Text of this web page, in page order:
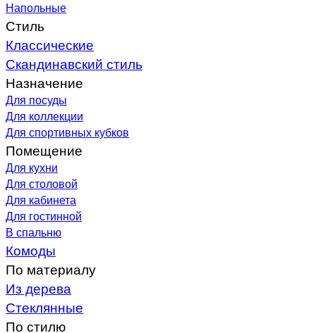
Напольные
Стиль
Классические
Скандинавский стиль
Назначение
Для посуды
Для коллекции
Для спортивных кубков
Помещение
Для кухни
Для столовой
Для кабинета
Для гостинной
В спальню
Комоды
По материалу
Из дерева
Стеклянные
По стилю